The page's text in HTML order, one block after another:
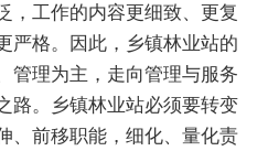
，工作的内容更细致、更复
严格。因此，乡镇林业站的
管理为主，走向管理与服务
路。乡镇林业站必须要转变
、前移职能，细化、量化责